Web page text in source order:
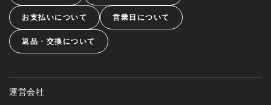
お支払いについて 営業日について
返品・交換について
運営会社